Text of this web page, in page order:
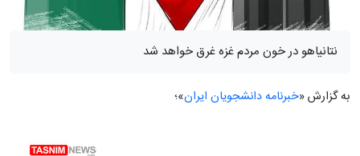
نتانیاهو در خون مردم غزه غرق خواهد شد
به گزارش «خبرنامه دانشجویان ایران»؛